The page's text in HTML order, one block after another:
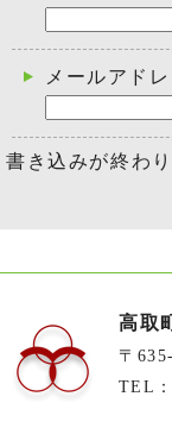
メールアド
書き込みが終わ
高取
〒
TEL